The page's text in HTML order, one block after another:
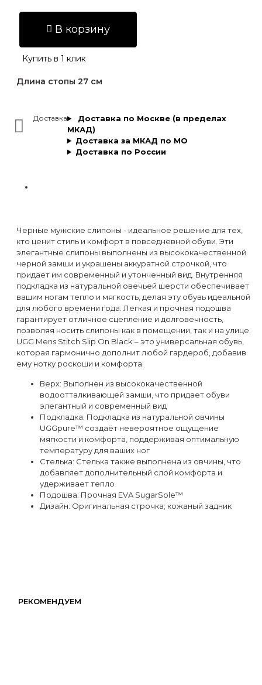
В корзину
Купить в 1 клик
Длина стопы 27 см
Доставка
Доставка по Москве (в пределах
МКАД)
Доставка за МКАД по МО
Доставка по России
Черные мужские слипоны - идеальное решение для тех,
кто ценит стиль и комфорт в повседневной обуви. Эти
элегантные слипоны выполнены из высококачественной
черной замши и украшены аккуратной строчкой, что
придает им современный и утонченный вид. Внутренняя
подкладка из натуральной овечьей шерсти обеспечивает
вашим ногам тепло и мягкость, делая эту обувь идеальной
для любого времени года. Легкая и прочная подошва
гарантирует отличное сцепление и долговечность,
позволяя носить слипоны как в помещении, так и на улице.
UGG Mens Stitch Slip On Black – это универсальная обувь,
которая гармонично дополнит любой гардероб, добавив
ему нотку роскоши и комфорта.
Верх: Выполнен из высококачественной
водоотталкивающей замши, что придает обуви
элегантный и современный вид
Подкладка: Подкладка из натуральной овчины
UGGpure™ создаёт невероятное ощущение
мягкости и комфорта, поддерживая оптимальную
температуру для ваших ног
Стелька: Стелька также выполнена из овчины, что
добавляет дополнительный слой комфорта и
удерживает тепло
Подошва: Прочная EVA SugarSole™
Дизайн: Оригинальная строчка; кожаный задник
РЕКОМЕНДУЕМ